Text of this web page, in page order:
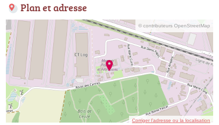
Plan et adresse
© contributeurs OpenStreetMap
Corriger l’adresse ou la localisation